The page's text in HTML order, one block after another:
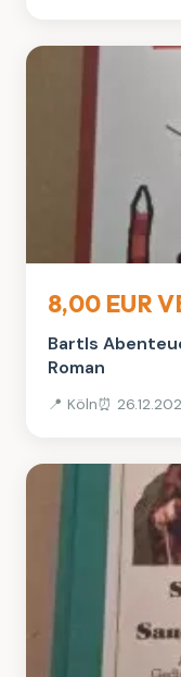
8,00 EUR
Bartls
Roman
📍 Köln⏰